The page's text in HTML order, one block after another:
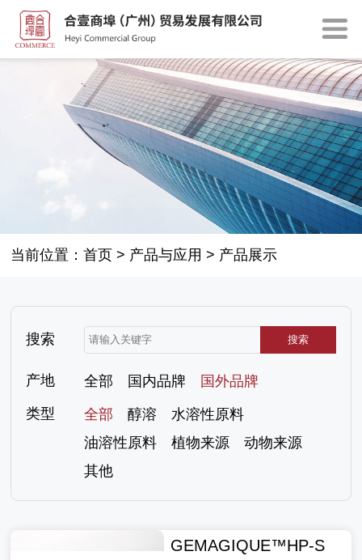
当前位置：首页 > 产品与应用 > 产品展示
搜索
产地 全部 国内品牌
国外品牌
类型
全部 醇溶
水溶性原料
油溶性原料
植物来源
动物来源
其他
GEMAGIQUE™HP-S